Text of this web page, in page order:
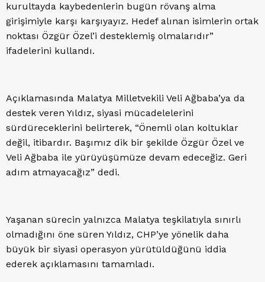
kurultayda kaybedenlerin bugün rövanş alma
girişimiyle karşı karşıyayız. Hedef alınan isimlerin ortak
noktası Özgür Özel’i desteklemiş olmalarıdır”
ifadelerini kullandı.
Açıklamasında Malatya Milletvekili Veli Ağbaba’ya da
destek veren Yıldız, siyasi mücadelelerini
sürdüreceklerini belirterek, “Önemli olan koltuklar
değil, itibardır. Başımız dik bir şekilde Özgür Özel ve
Veli Ağbaba ile yürüyüşümüze devam edeceğiz. Geri
adım atmayacağız” dedi.
Yaşanan sürecin yalnızca Malatya teşkilatıyla sınırlı
olmadığını öne süren Yıldız, CHP’ye yönelik daha
büyük bir siyasi operasyon yürütüldüğünü iddia
ederek açıklamasını tamamladı.